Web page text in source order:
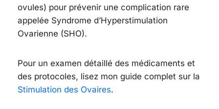
ovules) pour prévenir une complication rare
appelée Syndrome d’Hyperstimulation
Ovarienne (SHO).
Pour un examen détaillé des médicaments et
des protocoles, lisez mon guide complet sur la
Stimulation des Ovaires.